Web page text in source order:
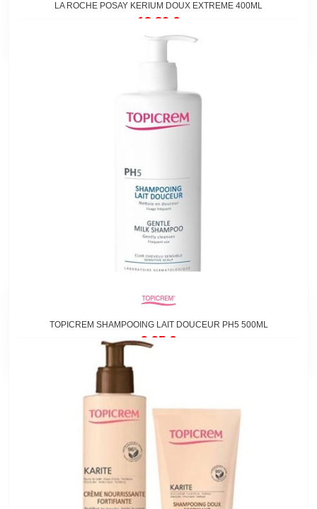
LA ROCHE POSAY KERIUM DOUX EXTREME 400ML
13,80 €
TOPICREM SHAMPOOING LAIT DOUCEUR PH5 500ML
9,95 €